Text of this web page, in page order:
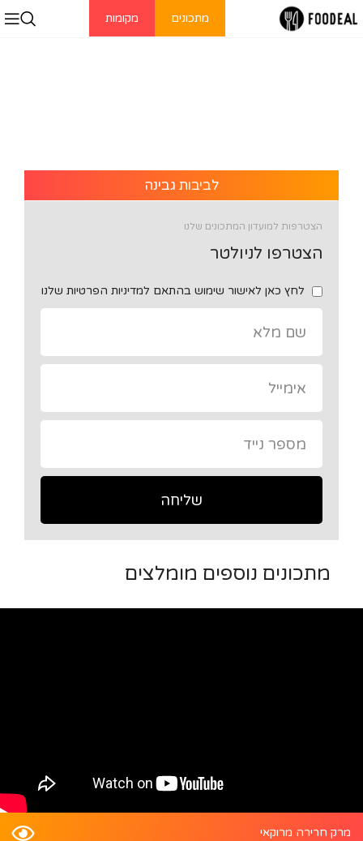
מתכונים מקומות
לביבות גבינה
הצטרפות למועדון המתכונים שלנו
הצטרפו לניולטר
לחץ כאן לאישור שימוש בהתאם למדיניות הפרטיות שלנו
שליחה
מתכונים נוספים מומלצים
מרק חרירה מרוקאי